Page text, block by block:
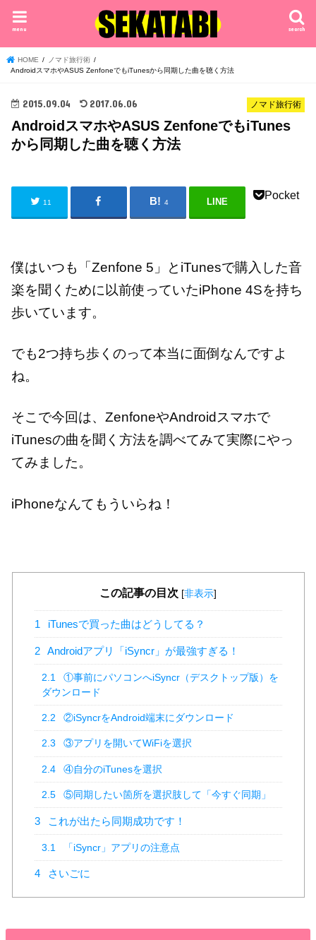
search
menu
HOME
ノマド旅行術
AndroidスマホやASUS ZenfoneでもiTunesから同期した曲を聴く方法
ノマド旅行術
2015.09.04 2017.06.06
AndroidスマホやASUS ZenfoneでもiTunes
から同期した曲を聴く方法
11 4 LINE
Pocket
僕はいつも「Zenfone 5」と iTunesで購入した音
楽を聞くために以前使っていたiPhone 4Sを持ち
歩いています。
でも2つ持ち歩くのって本当に面倒なんですよ
ね。
そこで今回は、ZenfoneやAndroidスマホで
iTunesの曲を聞く方法を調べてみて実際にやっ
てみました。
iPhoneなんてもういらね！
この記事の目次 [非表示]
1 iTunesで買った曲はどうしてる？
2 Androidアプリ「iSyncr」が最強すぎる！
2.1
①事前にパソコンへiSyncr（デスクトップ版）を
ダウンロード
2.2 ②iSyncrをAndroid端末にダウンロード
2.3 ③アプリを開いてWiFiを選択
2.4 ④自分のiTunesを選択
2.5 ⑤同期したい箇所を選択肢して「今すぐ同期」
3 これが出たら同期成功です！
3.1 「iSyncr」アプリの注意点
4 さいごに